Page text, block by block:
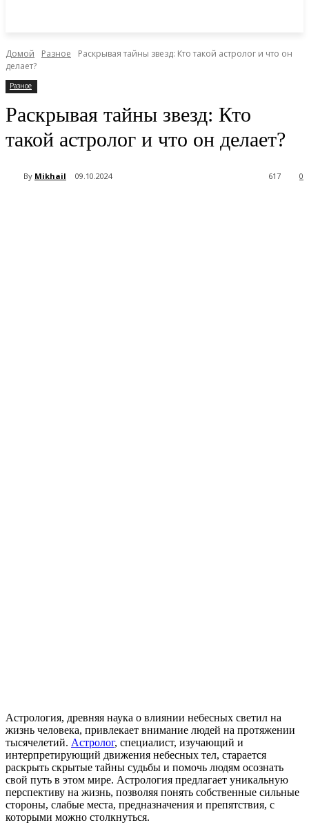
Домой Разное
Раскрывая тайны звезд: Кто такой астролог и что он
делает?
Разное
Раскрывая тайны звезд: Кто
такой астролог и что он делает?
By Mikhail 09.10.2024 0
617
Астрология, древняя наука о влиянии небесных светил на
жизнь человека, привлекает внимание людей на протяжении
тысячелетий. Астролог, специалист, изучающий и
интерпретирующий движения небесных тел, старается
раскрыть скрытые тайны судьбы и помочь людям осознать
свой путь в этом мире. Астрология предлагает уникальную
перспективу на жизнь, позволяя понять собственные сильные
стороны, слабые места, предназначения и препятствия, с
которыми можно столкнуться.